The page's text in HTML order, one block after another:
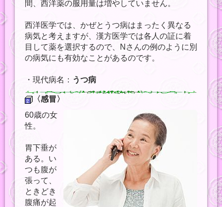
間、西洋薬の服用量は増やしていません。
西洋医学では、かぜとうつ病はまったく異なる
病気と考えますが、漢方医学では各人の証に着
目して薬を選択するので、Nさんの例のように別
の病気にも有効なことがあるのです。
・現代病名： うつ病
〈感冒〉
60歳の女
性。
胃下垂が
ある。い
つも腹が
張って、
ときどき
腹痛が起